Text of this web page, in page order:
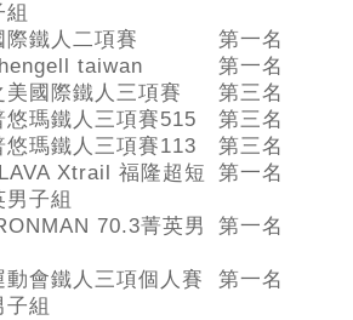
際鐵人二項賽
第一名
taiwan
第一名
美國際鐵人三項賽
第三名
悠瑪鐵人三項賽515
第三名
悠瑪鐵人三項賽113
第三名
Xtrail 福隆超短
子組
第一名
70.3菁英男
第一名
動會鐵人三項個人賽
組
第一名